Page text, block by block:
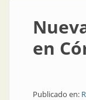
en
Publicado en: